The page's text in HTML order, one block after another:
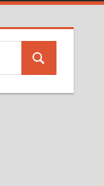
Buscar